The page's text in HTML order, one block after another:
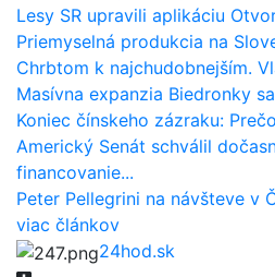
Lesy SR upravili aplikáciu
Priemyselná produkcia na
Chrbtom k najchudobnejším.
Masívna expanzia Biedronky
Koniec čínskeho zázraku:
Americký Senát schválil
financovanie...
Peter Pellegrini na návšteve v
viac článkov
24hod.sk